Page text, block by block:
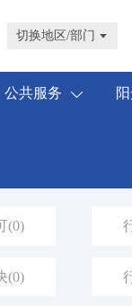
切换地区/部门
公共服务
(0)
(0)